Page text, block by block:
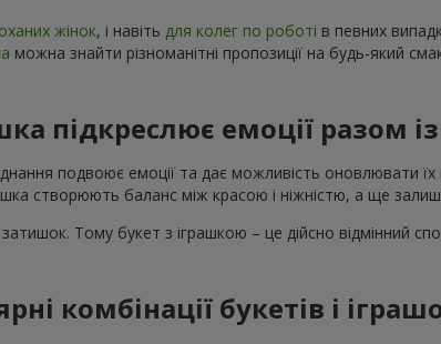
жінок, і навіть для колег по роботі в певних
можна знайти різноманітні пропозиції на будь-який
підкреслює емоції разом
подвоює емоції та дає можливість оновлювати
створюють баланс між красою і ніжністю, а ще
Тому букет з іграшкою – це дійсно відмінний
комбінації букетів і